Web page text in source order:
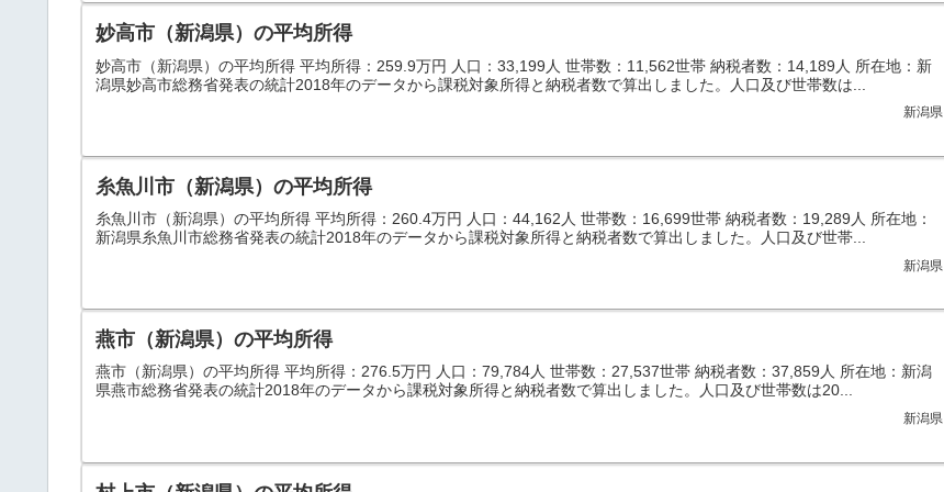
妙高市（新潟県）の平均所得
妙高市（新潟県）の平均所得 平均所得：259.9万円 人口：33,199人 世帯数：11,562世帯 納税者数：14,189人 所在地：新
潟県妙高市総務省発表の統計2018年のデータから課税対象所得と納税者数で算出しました。人口及び世帯数は...
新潟県
糸魚川市（新潟県）の平均所得
糸魚川市（新潟県）の平均所得 平均所得：260.4万円 人口：44,162人 世帯数：16,699世帯 納税者数：19,289人 所在地：
新潟県糸魚川市総務省発表の統計2018年のデータから課税対象所得と納税者数で算出しました。人口及び世帯...
新潟県
燕市（新潟県）の平均所得
燕市（新潟県）の平均所得 平均所得：276.5万円 人口：79,784人 世帯数：27,537世帯 納税者数：37,859人 所在地：新潟
県燕市総務省発表の統計2018年のデータから課税対象所得と納税者数で算出しました。人口及び世帯数は20...
新潟県